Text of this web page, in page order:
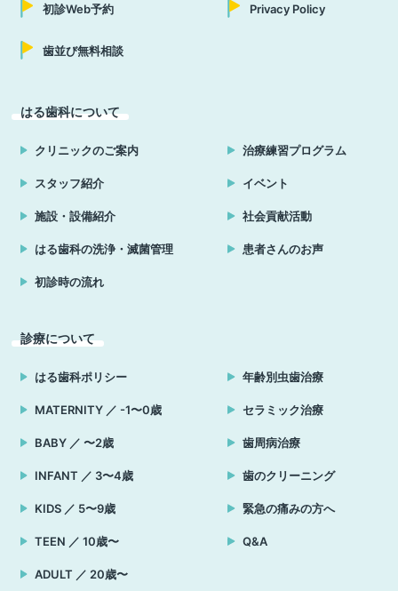
初診Web予約
歯並び無料相談
Privacy Policy
はる歯科について
クリニックのご案内
スタッフ紹介
施設・設備紹介
はる歯科の洗浄・滅菌管理
初診時の流れ
治療練習プログラム
イベント
社会貢献活動
患者さんのお声
診療について
はる歯科ポリシー
MATERNITY ／ -1〜0歳
BABY ／ 〜2歳
INFANT ／ 3〜4歳
KIDS ／ 5〜9歳
TEEN ／ 10歳〜
ADULT ／ 20歳〜
年齢別虫歯治療
セラミック治療
歯周病治療
歯のクリーニング
緊急の痛みの方へ
Q&A